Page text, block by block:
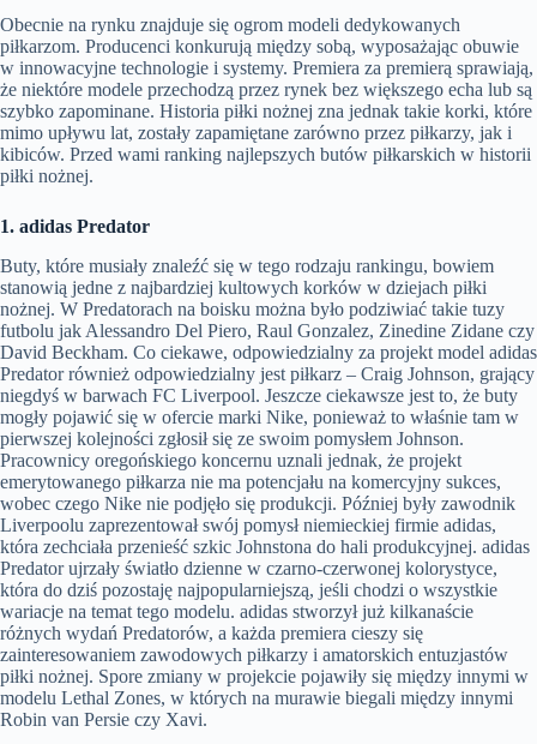
Obecnie na rynku znajduje się ogrom modeli dedykowanych
piłkarzom. Producenci konkurują między sobą, wyposażając obuwie
w innowacyjne technologie i systemy. Premiera za premierą sprawiają,
że niektóre modele przechodzą przez rynek bez większego echa lub są
szybko zapominane. Historia piłki nożnej zna jednak takie korki, które
mimo upływu lat, zostały zapamiętane zarówno przez piłkarzy, jak i
kibiców. Przed wami ranking najlepszych butów piłkarskich w historii
piłki nożnej.
1. adidas Predator
Buty, które musiały znaleźć się w tego rodzaju rankingu, bowiem
stanowią jedne z najbardziej kultowych korków w dziejach piłki
nożnej. W Predatorach na boisku można było podziwiać takie tuzy
futbolu jak Alessandro Del Piero, Raul Gonzalez, Zinedine Zidane czy
David Beckham. Co ciekawe, odpowiedzialny za projekt model adidas
Predator również odpowiedzialny jest piłkarz – Craig Johnson, grający
niegdyś w barwach FC Liverpool. Jeszcze ciekawsze jest to, że buty
mogły pojawić się w ofercie marki Nike, ponieważ to właśnie tam w
pierwszej kolejności zgłosił się ze swoim pomysłem Johnson.
Pracownicy oregońskiego koncernu uznali jednak, że projekt
emerytowanego piłkarza nie ma potencjału na komercyjny sukces,
wobec czego Nike nie podjęło się produkcji. Później były zawodnik
Liverpoolu zaprezentował swój pomysł niemieckiej firmie adidas,
która zechciała przenieść szkic Johnstona do hali produkcyjnej. adidas
Predator ujrzały światło dzienne w czarno-czerwonej kolorystyce,
która do dziś pozostaję najpopularniejszą, jeśli chodzi o wszystkie
wariacje na temat tego modelu. adidas stworzył już kilkanaście
różnych wydań Predatorów, a każda premiera cieszy się
zainteresowaniem zawodowych piłkarzy i amatorskich entuzjastów
piłki nożnej. Spore zmiany w projekcie pojawiły się między innymi w
modelu Lethal Zones, w których na murawie biegali między innymi
Robin van Persie czy Xavi.